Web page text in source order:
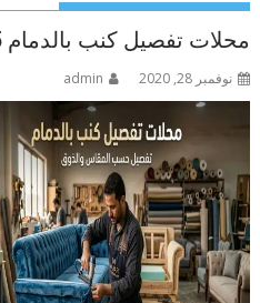
محلات تفصيل كنب بالدمام 0545320285
نوفمبر 28, 2020 admin